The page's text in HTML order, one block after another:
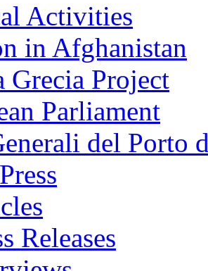
Activities
in Afghanistan
Grecia Project
Parliament
del Porto
Releases